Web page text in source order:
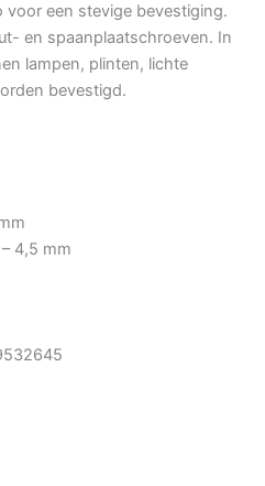
voor een stevige bevestiging.
en spaanplaatschroeven. In
lampen, plinten, lichte
bevestigd.
4,5 mm